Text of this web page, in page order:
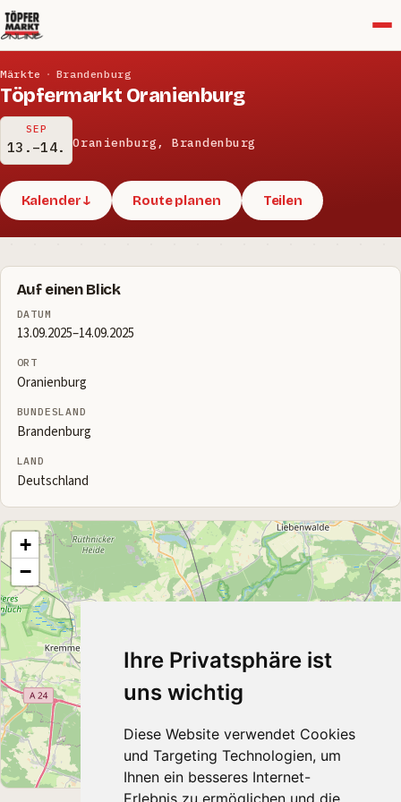
Ihre Privatsphäre ist
uns wichtig
Diese Website verwendet Cookies
und Targeting Technologien, um
Ihnen ein besseres Internet-
Erlebnis zu ermöglichen und die
Märkte · Brandenburg
Töpfermarkt Oranienburg
SEP
13.–14. Oranienburg, Brandenburg
Kalender ↓ Route planen Teilen
Auf einen Blick
DATUM
13.09.2025–14.09.2025
ORT
Oranienburg
BUNDESLAND
Brandenburg
LAND
Deutschland
+
−
Leaflet|© OpenStreetMap contributors